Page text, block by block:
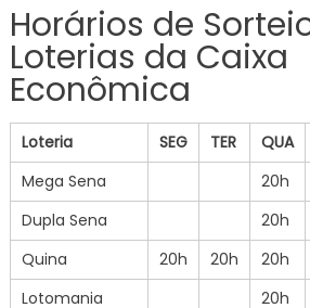
Horários de
Loterias da Caixa
Econômica
Loteria SEG TER QUA
Mega Sena
20h
Dupla Sena
20h
Quina
20h 20h 20h
Lotomania
20h